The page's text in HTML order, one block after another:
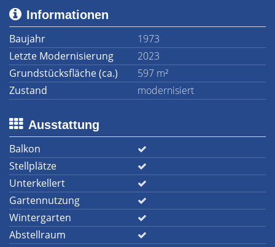
Informationen
Baujahr
1973
Letzte Modernisierung
2023
Grundstücksfläche (ca.)
597 m²
Zustand
modernisiert
Ausstattung
Balkon
Stellplätze
Unterkellert
Gartennutzung
Wintergarten
Abstellraum